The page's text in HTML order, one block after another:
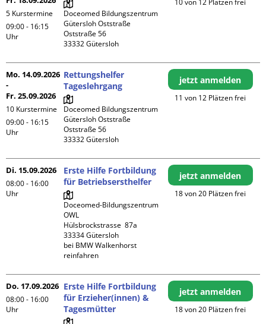
5 Kurstermine
09:00 - 16:15
Uhr
Doceomed Bildungszentrum
Gütersloh Oststraße
Oststraße 56
10 von 12 Plätzen frei
Mo. 14.09.2026
-
Fr. 25.09.2026
10 Kurstermine
09:00 - 16:15
Uhr
Rettungshelfer
Tageslehrgang
Doceomed Bildungszentrum
Gütersloh Oststraße
Oststraße 56
jetzt anmelden
11 von 12 Plätzen frei
Di. 15.09.2026
08:00 - 16:00
Uhr
Erste Hilfe Fortbildung
für Betriebsersthelfer
Doceomed-Bildungszentrum
OWL
Hülsbrockstrasse  87a
33334 Gütersloh
bei BMW Walkenhorst
reinfahren
jetzt anmelden
18 von 20 Plätzen frei
Do. 17.09.2026
08:00 - 16:00
Uhr
Erste Hilfe Fortbildung
für Erzieher(innen) &
Tagesmütter
jetzt anmelden
18 von 20 Plätzen frei